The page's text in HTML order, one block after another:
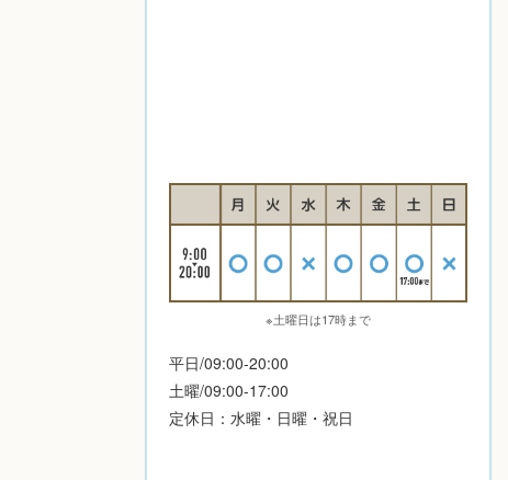
※土曜日は17時まで
平日/09:00-20:00
土曜/09:00-17:00
定休日：水曜・日曜・祝日